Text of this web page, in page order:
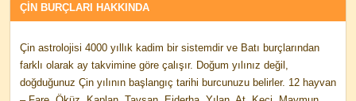
ÇİN BURÇLARI HAKKINDA
Çin astrolojisi 4000 yıllık kadim bir sistemdir ve Batı burçlarından
farklı olarak ay takvimine göre çalışır. Doğum yılınız değil,
doğduğunuz Çin yılının başlangıç tarihi burcunuzu belirler. 12 hayvan